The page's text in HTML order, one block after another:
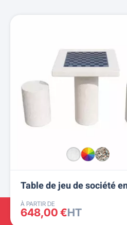
Table de jeu de société
À PARTIR DE
648,00 €HT